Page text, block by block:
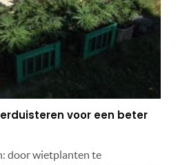
voor een beter
door wietplanten te